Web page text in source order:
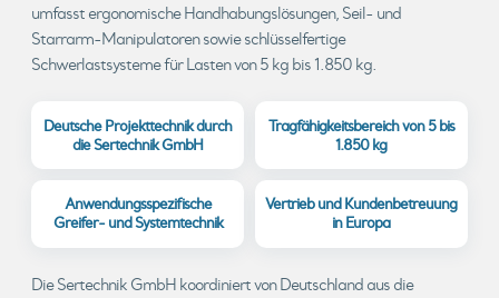
umfasst ergonomische Handhabungslösungen, Seil- und
Starrarm-Manipulatoren sowie schlüsselfertige
Schwerlastsysteme für Lasten von 5 kg bis 1.850 kg.
Deutsche Projekttechnik durch
die Sertechnik GmbH
Tragfähigkeitsbereich von 5 bis
1.850 kg
Anwendungsspezifische
Greifer- und Systemtechnik
Vertrieb und Kundenbetreuung
in Europa
Die Sertechnik GmbH koordiniert von Deutschland aus die